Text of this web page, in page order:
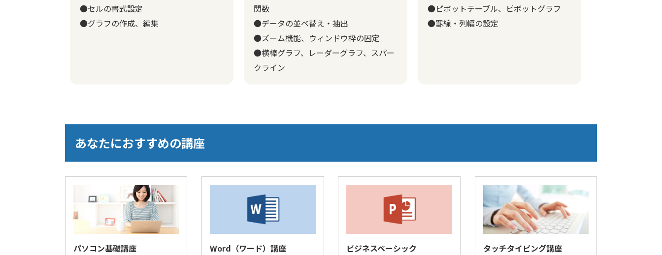
●セルの書式設定
●グラフの作成、編集
関数
●データの並べ替え・抽出
●ズーム機能、ウィンドウ枠の固定
●横棒グラフ、レーダーグラフ、スパー
クライン
●ピボットテーブル、ピボットグラフ
●罫線・列幅の設定
あなたにおすすめの講座
パソコン基礎講座 Word（ワード）講座
ビジネスベーシック
タッチタイピング講座